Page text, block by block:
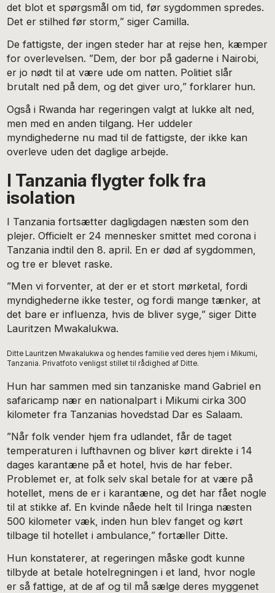
det blot et spørgsmål om tid, før sygdommen spredes.
Det er stilhed før storm,” siger Camilla.
De fattigste, der ingen steder har at rejse hen, kæmper
for overlevelsen. ”Dem, der bor på gaderne i Nairobi,
er jo nødt til at være ude om natten. Politiet slår
brutalt ned på dem, og det giver uro,” forklarer hun.
Også i Rwanda har regeringen valgt at lukke alt ned,
men med en anden tilgang. Her uddeler
myndighederne nu mad til de fattigste, der ikke kan
overleve uden det daglige arbejde.
I Tanzania flygter folk fra
isolation
I Tanzania fortsætter dagligdagen næsten som den
plejer. Officielt er 24 mennesker smittet med corona i
Tanzania indtil den 8. april. En er død af sygdommen,
og tre er blevet raske.
”Men vi forventer, at der er et stort mørketal, fordi
myndighederne ikke tester, og fordi mange tænker, at
det bare er influenza, hvis de bliver syge,” siger Ditte
Lauritzen Mwakalukwa.
Ditte Lauritzen Mwakalukwa og hendes familie ved deres hjem i Mikumi,
Tanzania. Privatfoto venligst stillet til rådighed af Ditte.
Hun har sammen med sin tanzaniske mand Gabriel en
safaricamp nær en nationalpart i Mikumi cirka 300
kilometer fra Tanzanias hovedstad Dar es Salaam.
”Når folk vender hjem fra udlandet, får de taget
temperaturen i lufthavnen og bliver kørt direkte i 14
dages karantæne på et hotel, hvis de har feber.
Problemet er, at folk selv skal betale for at være på
hotellet, mens de er i karantæne, og det har fået nogle
til at stikke af. En kvinde nåede helt til Iringa næsten
500 kilometer væk, inden hun blev fanget og kørt
tilbage til hotellet i ambulance,” fortæller Ditte.
Hun konstaterer, at regeringen måske godt kunne
tilbyde at betale hotelregningen i et land, hvor nogle
er så fattige, at de af og til må sælge deres myggenet